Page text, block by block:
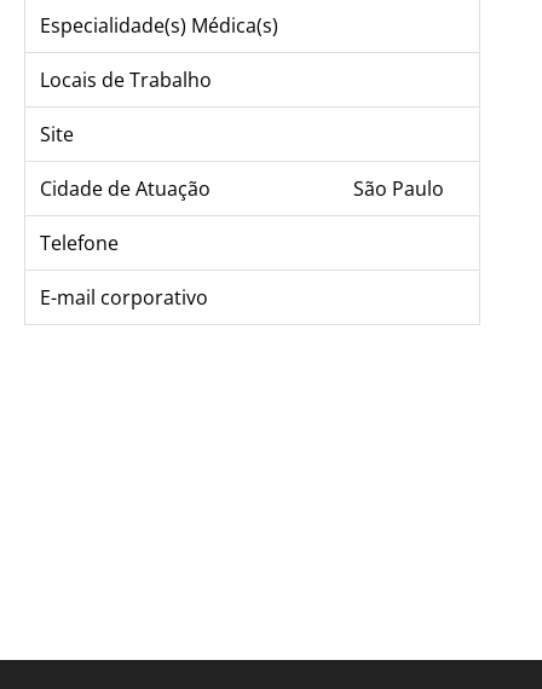
Especialidade(s) Médica(s)
Locais de Trabalho
Site
Cidade de Atuação São Paulo
Telefone
E-mail corporativo